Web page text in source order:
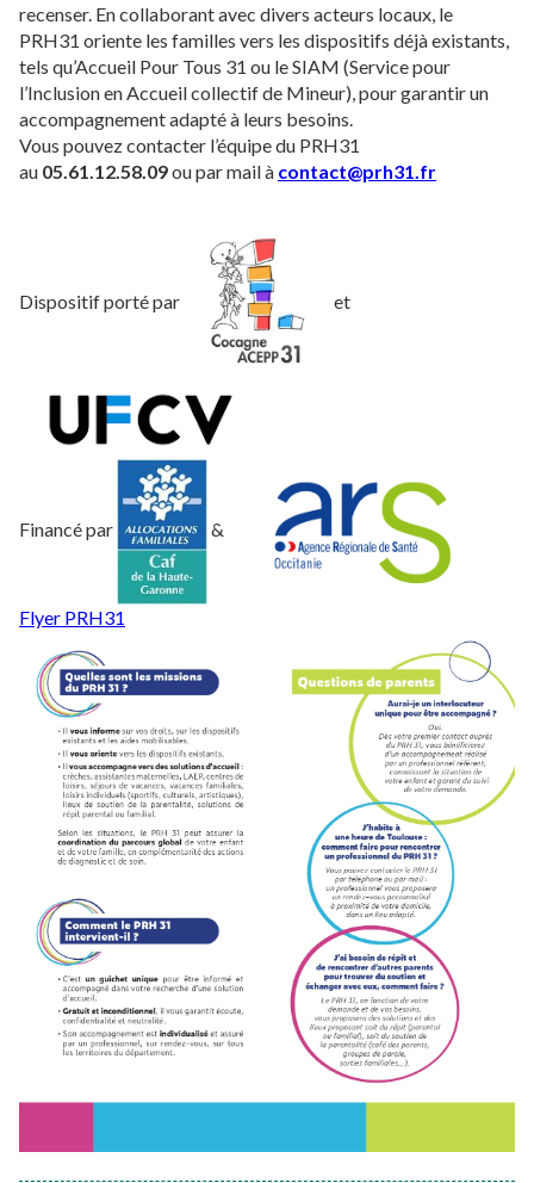
recenser. En collaborant avec divers acteurs locaux, le
PRH31 oriente les familles vers les dispositifs déjà existants,
tels qu’Accueil Pour Tous 31 ou le SIAM (Service pour
l’Inclusion en Accueil collectif de Mineur), pour garantir un
accompagnement adapté à leurs besoins.
Vous pouvez contacter l’équipe du PRH31
au 05.61.12.58.09ou par mail à contact@prh31.fr
Dispositif porté par et
Financé par &
Flyer PRH31